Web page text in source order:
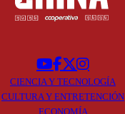
CIENCIA Y TECNOLOGÍA
CULTURA Y ENTRETENCIÓN
ECONOMÍA